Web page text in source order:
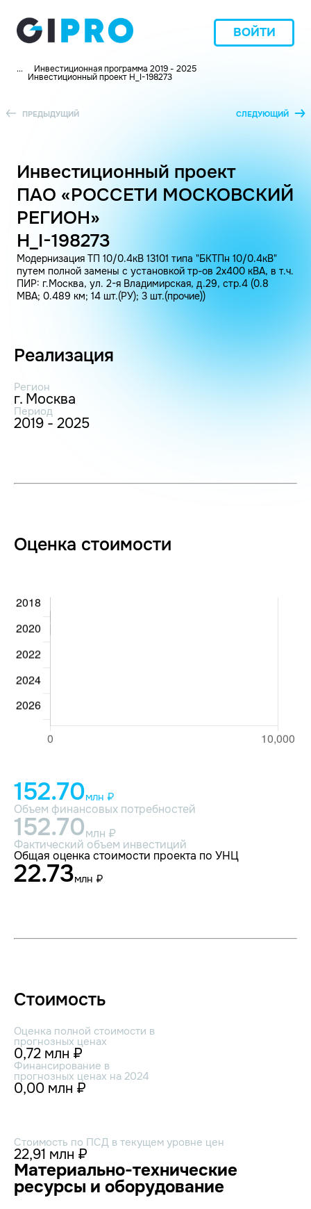
ВОЙТИ
... Инвестиционная программа 2019 - 2025
Инвестиционный проект H_I-198273
ПРЕДЫДУЩИЙ СЛЕДУЮЩИЙ
Инвестиционный проект
ПАО «РОССЕТИ МОСКОВСКИЙ
РЕГИОН»
H_I-198273
Модернизация ТП 10/0.4кВ 13101 типа "БКТПн 10/0.4кВ"
путем полной замены с установкой тр-ов 2х400 кВА, в т.ч.
ПИР: г.Москва, ул. 2-я Владимирская, д.29, стр.4 (0.8
МВА; 0.489 км; 14 шт.(РУ); 3 шт.(прочие))
Реализация
Регион
г. Москва
Период
2019 - 2025
Оценка стоимости
152.70млн ₽
Объем финансовых потребностей
152.70млн ₽
Фактический объем инвестиций
Общая оценка стоимости проекта по УНЦ
22.73млн ₽
Стоимость
Оценка полной стоимости в
прогнозных ценах
0,72 млн ₽
Финансирование в
прогнозных ценах на 2024
0,00 млн ₽
Стоимость по ПСД в текущем уровне цен
22,91 млн ₽
Материально-технические
ресурсы и оборудование